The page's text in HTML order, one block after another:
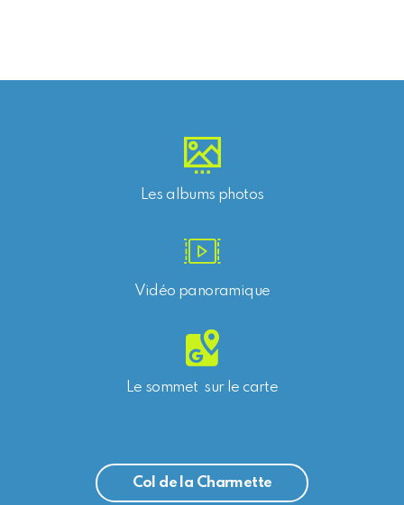
Les albums photos
Vidéo panoramique
Le sommet sur le carte
Col de la Charmette